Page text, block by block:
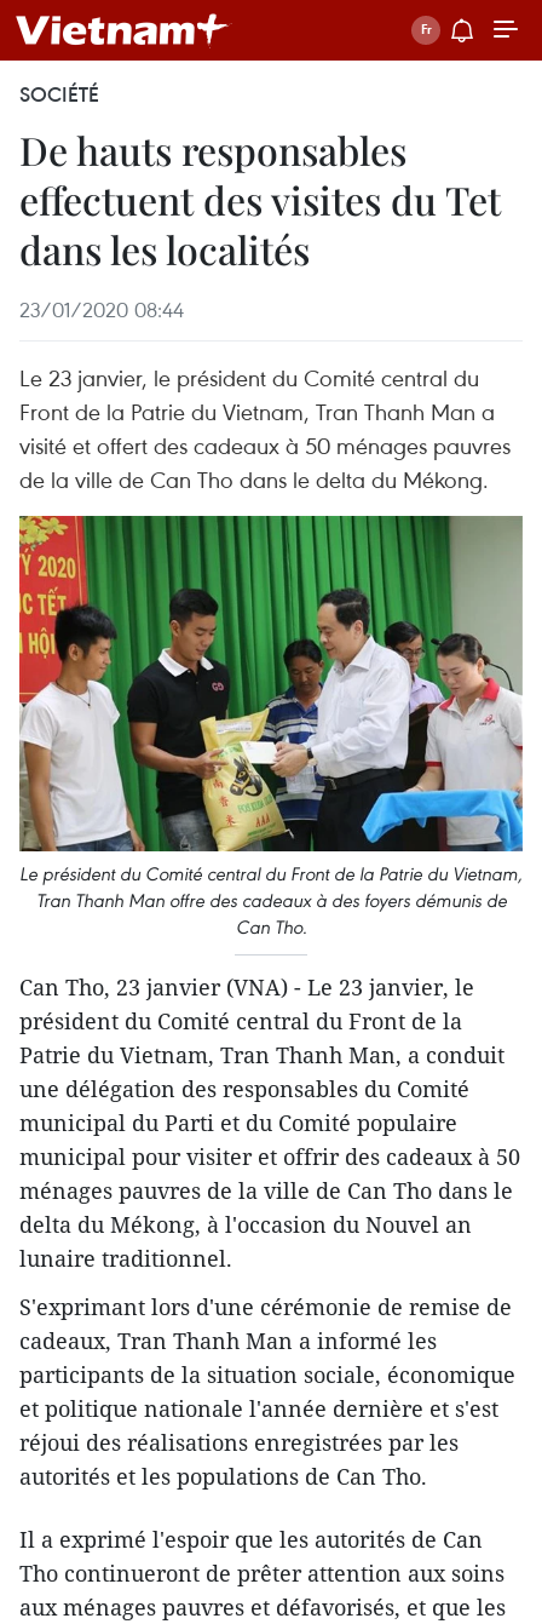
SOCIÉTÉ
De hauts responsables
effectuent des visites du Tet
dans les localités
23/01/2020 08:44
Le 23 janvier, le président du Comité central du
Front de la Patrie du Vietnam, Tran Thanh Man a
visité et offert des cadeaux à 50 ménages pauvres
de la ville de Can Tho dans le delta du Mékong.
Le président du Comité central du Front de la Patrie du Vietnam,
Tran Thanh Man offre des cadeaux à des foyers démunis de
Can Tho.
Can Tho, 23 janvier (VNA) - Le 23 janvier, le
président du Comité central du Front de la
Patrie du Vietnam, Tran Thanh Man, a conduit
une délégation des responsables du Comité
municipal du Parti et du Comité populaire
municipal pour visiter et offrir des cadeaux à 50
ménages pauvres de la ville de Can Tho dans le
delta du Mékong, à l'occasion du Nouvel an
lunaire traditionnel.
S'exprimant lors d'une cérémonie de remise de
cadeaux, Tran Thanh Man a informé les
participants de la situation sociale, économique
et politique nationale l'année dernière et s'est
réjoui des réalisations enregistrées par les
autorités et les populations de Can Tho.
Il a exprimé l'espoir que les autorités de Can
Tho continueront de prêter attention aux soins
aux ménages pauvres et défavorisés, et que les